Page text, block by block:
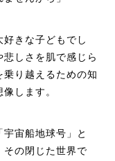
きな子どもでし
しさを肌で感じら
り越えるための知
します。
宙船地球号」と
その閉じた世界で